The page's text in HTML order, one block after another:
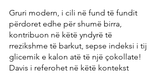
Gruri modern, i cili në fund të fundit
përdoret edhe për shumë birra,
kontribuon në këtë yndyrë të
rrezikshme të barkut, sepse indeksi i tij
glicemik e kalon atë të një çokollate!
Davis i referohet në këtë kontekst